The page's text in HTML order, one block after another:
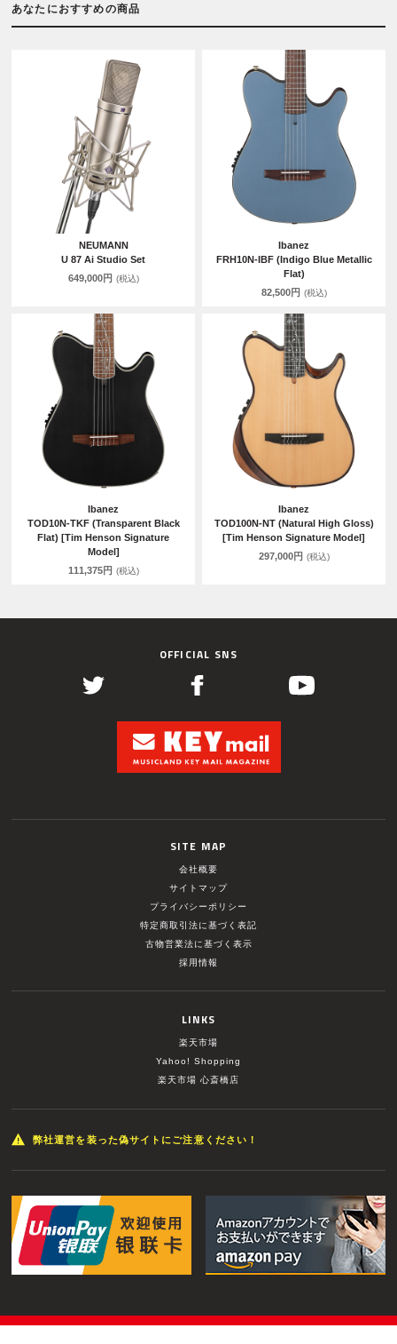
あなたにおすすめの商品
NEUMANN
U 87 Ai Studio Set
649,000円 (税込)
Ibanez
FRH10N-IBF (Indigo Blue Metallic
Flat)
82,500円 (税込)
Ibanez
TOD10N-TKF (Transparent Black
Flat) [Tim Henson Signature
Model]
111,375円 (税込)
Ibanez
TOD100N-NT (Natural High Gloss)
[Tim Henson Signature Model]
297,000円 (税込)
OFFICIAL SNS
SITE MAP
会社概要
サイトマップ
プライバシーポリシー
特定商取引法に基づく表記
古物営業法に基づく表示
採用情報
LINKS
楽天市場
Yahoo! Shopping
楽天市場 心斎橋店
弊社運営を装った偽サイトにご注意ください！